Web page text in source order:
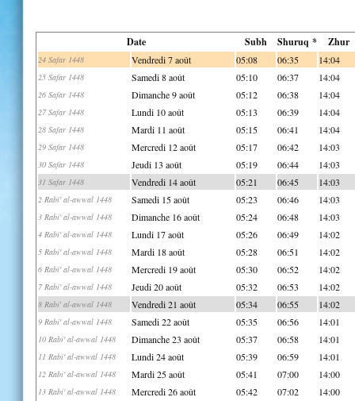
Date Subh Shuruq * Zhur
24 Safar 1448 Vendredi 7 août 05:08 06:35 14:04
25 Safar 1448 Samedi 8 août 05:10 06:37 14:04
26 Safar 1448 Dimanche 9 août 05:12 06:38 14:04
27 Safar 1448 Lundi 10 août 05:13 06:39 14:04
28 Safar 1448 Mardi 11 août 05:15 06:41 14:04
29 Safar 1448 Mercredi 12 août 05:17 06:42 14:03
30 Safar 1448 Jeudi 13 août 05:19 06:44 14:03
31 Safar 1448 Vendredi 14 août 05:21 06:45 14:03
2 Rabi' al-awwal 1448 Samedi 15 août 05:23 06:46 14:03
3 Rabi' al-awwal 1448 Dimanche 16 août 05:24 06:48 14:03
4 Rabi' al-awwal 1448 Lundi 17 août 05:26 06:49 14:02
5 Rabi' al-awwal 1448 Mardi 18 août 05:28 06:51 14:02
6 Rabi' al-awwal 1448 Mercredi 19 août 05:30 06:52 14:02
7 Rabi' al-awwal 1448 Jeudi 20 août 05:32 06:53 14:02
8 Rabi' al-awwal 1448 Vendredi 21 août 05:34 06:55 14:02
9 Rabi' al-awwal 1448 Samedi 22 août 05:35 06:56 14:01
10 Rabi' al-awwal 1448 Dimanche 23 août 05:37 06:58 14:01
11 Rabi' al-awwal 1448 Lundi 24 août 05:39 06:59 14:01
12 Rabi' al-awwal 1448 Mardi 25 août 05:41 07:00 14:00
13 Rabi' al-awwal 1448 Mercredi 26 août 05:42 07:02 14:00